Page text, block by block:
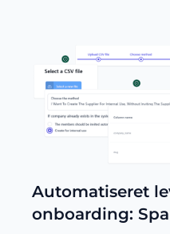
Automatiseret
onboarding: